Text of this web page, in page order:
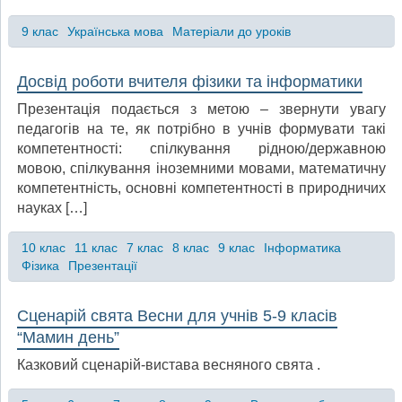
9 клас Українська мова Матеріали до уроків
Досвід роботи вчителя фізики та інформатики
Презентація подається з метою – звернути увагу
педагогів на те, як потрібно в учнів формувати такі
компетентності: спілкування рідною/державною
мовою, спілкування іноземними мовами, математичну
компетентність, основні компетентності в природничих
науках […]
10 клас 11 клас 7 клас 8 клас 9 клас
Інформатика
Фізика
Презентації
Сценарій свята Весни для учнів 5-9 класів
“Мамин день”
Казковий сценарій-вистава весняного свята .